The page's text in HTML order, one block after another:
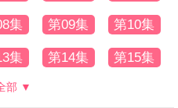
集 第09集 第10集
集 第14集 第15集
部 ▼